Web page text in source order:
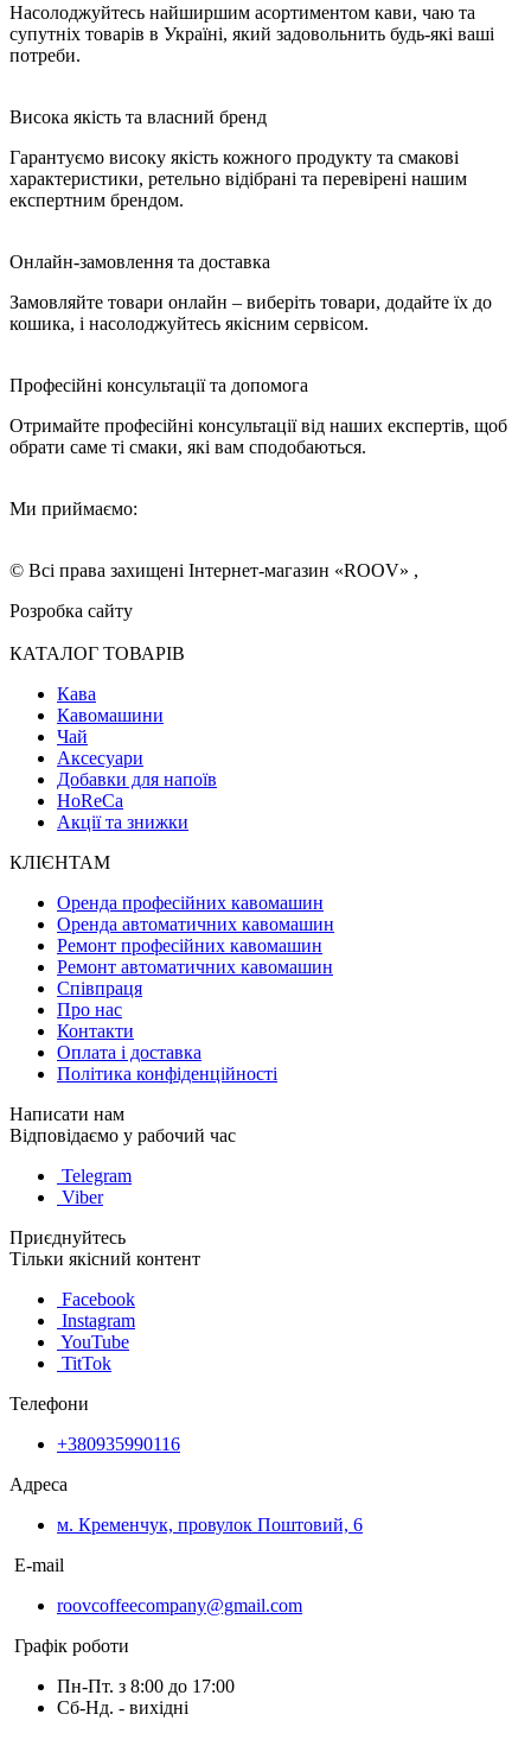
Насолоджуйтесь найширшим асортиментом кави, чаю та
супутніх товарів в Україні, який задовольнить будь-які ваші
потреби.
Висока якість та власний бренд
Гарантуємо високу якість кожного продукту та смакові
характеристики, ретельно відібрані та перевірені нашим
експертним брендом.
Онлайн-замовлення та доставка
Замовляйте товари онлайн – виберіть товари, додайте їх до
кошика, і насолоджуйтесь якісним сервісом.
Професійні консультації та допомога
Отримайте професійні консультації від наших експертів, щоб
обрати саме ті смаки, які вам сподобаються.
Ми приймаємо:
© Всі права захищені Інтернет-магазин «ROOV» ,
Розробка сайту
КАТАЛОГ ТОВАРІВ
Кава
Кавомашини
Чай
Аксесуари
Добавки для напоїв
HoReCa
Акції та знижки
КЛІЄНТАМ
Оренда професійних кавомашин
Оренда автоматичних кавомашин
Ремонт професійних кавомашин
Ремонт автоматичних кавомашин
Співпраця
Про нас
Контакти
Оплата і доставка
Політика конфіденційності
Написати нам
Відповідаємо у рабочий час
Telegram
Viber
Приєднуйтесь
Тільки якісний контент
Facebook
Instagram
YouTube
TitTok
Телефони
+380935990116
Адреса
м. Кременчук, провулок Поштовий, 6
E-mail
roovcoffeecompany@gmail.com
Графік роботи
Пн-Пт. з 8:00 до 17:00
Сб-Нд. - вихідні